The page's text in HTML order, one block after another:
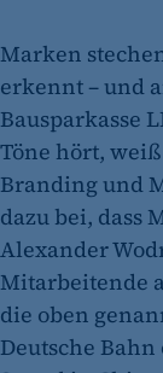
Marken
erkennt – und
Bausparkasse
Töne hört,
Branding und
dazu bei, dass
Alexander
Mitarbeitende
die oben
Deutsche